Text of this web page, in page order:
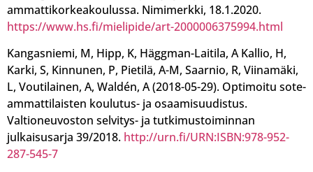
ammatti­korkea­koulussa. Nimimerkki, 18.1.2020.
https://www.hs.fi/mielipide/art-2000006375994.html
Kangasniemi, M, Hipp, K, Häggman-Laitila, A Kallio, H,
Karki, S, Kinnunen, P, Pietilä, A-M, Saarnio, R, Viinamäki,
L, Voutilainen, A, Waldén, A (2018-05-29). Optimoitu sote-
ammattilaisten koulutus- ja osaamisuudistus.
Valtioneuvoston selvitys- ja tutkimustoiminnan
julkaisusarja 39/2018. http://urn.fi/URN:ISBN:978-952-
287-545-7